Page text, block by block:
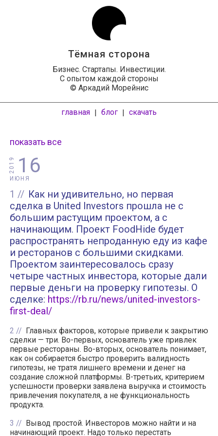
Тёмная сторона
Бизнес. Стартапы. Инвестиции.
С опытом каждой стороны
© Аркадий Морейнис
главная | блог | скачать
показать все
16
ИЮНЯ
2019
1
Как ни удивительно, но первая
сделка в United Investors прошла не с
большим растущим проектом, а с
начинающим. Проект FoodHide будет
распространять непроданную еду из кафе
и ресторанов с большими скидками.
Проектом заинтересовалось сразу
четыре частных инвестора, которые дали
первые деньги на проверку гипотезы. О
сделке: https://rb.ru/news/united-investors-
first-deal/
2
Главных факторов, которые привели к закрытию
сделки — три. Во-первых, основатель уже привлек
первые рестораны. Во-вторых, основатель понимает,
как он собирается быстро проверить валидность
гипотезы, не тратя лишнего времени и денег на
создание сложной платформы. В-третьих, критерием
успешности проверки заявлена выручка и стоимость
привлечения покупателя, а не функциональность
продукта.
3
Вывод простой. Инвесторов можно найти и на
начинающий проект. Надо только перестать